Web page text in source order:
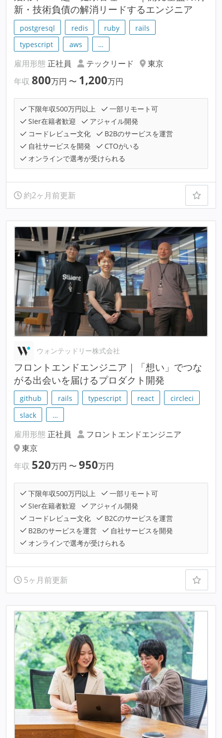
新・技術負債の解消リードするエンジニア
postgresql redis ruby
rails
typescript
aws …
雇用形態 正社員 テックリード
東京
年収 800万円 〜 1,200万円
下限年収500万円以上
一部リモート可
SIer在籍者歓迎
アジャイル開発
コードレビュー文化
B2Bのサービスを運営
自社サービスを開発
CTOがいる
オンラインで選考が受けられる
約2ヶ月前更新
ウォンテッドリー株式会社
フロントエンドエンジニア｜「想い」でつな
がる出会いを届けるプロダクト開発
github rails typescript react
circleci
slack
…
雇用形態 正社員
フロントエンドエンジニア
東京
年収 520万円 〜 950万円
下限年収500万円以上
一部リモート可
SIer在籍者歓迎
アジャイル開発
コードレビュー文化
B2Cのサービスを運営
B2Bのサービスを運営
自社サービスを開発
オンラインで選考が受けられる
5ヶ月前更新